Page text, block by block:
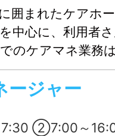
囲まれたケアホ
中心に、利用者
のケアマネ業務
マ時間に介護補
業を展開する法
ーしやすい体制
いて働きたい方
ージャー
③10:30～19:30 ④17:00～翌